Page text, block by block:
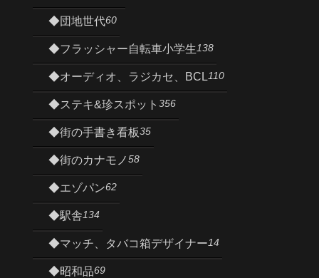
◆団地世代60
◆フラッシャー自転車小学生138
◆オーディオ、ラジカセ、BCL110
◆ステキ&珍スポット 356
◆街の手書き看板35
◆街のカナモノ58
◆エゾパン62
◆駅舎134
◆マッチ、タバコ箱デザイナー14
◆昭和品69